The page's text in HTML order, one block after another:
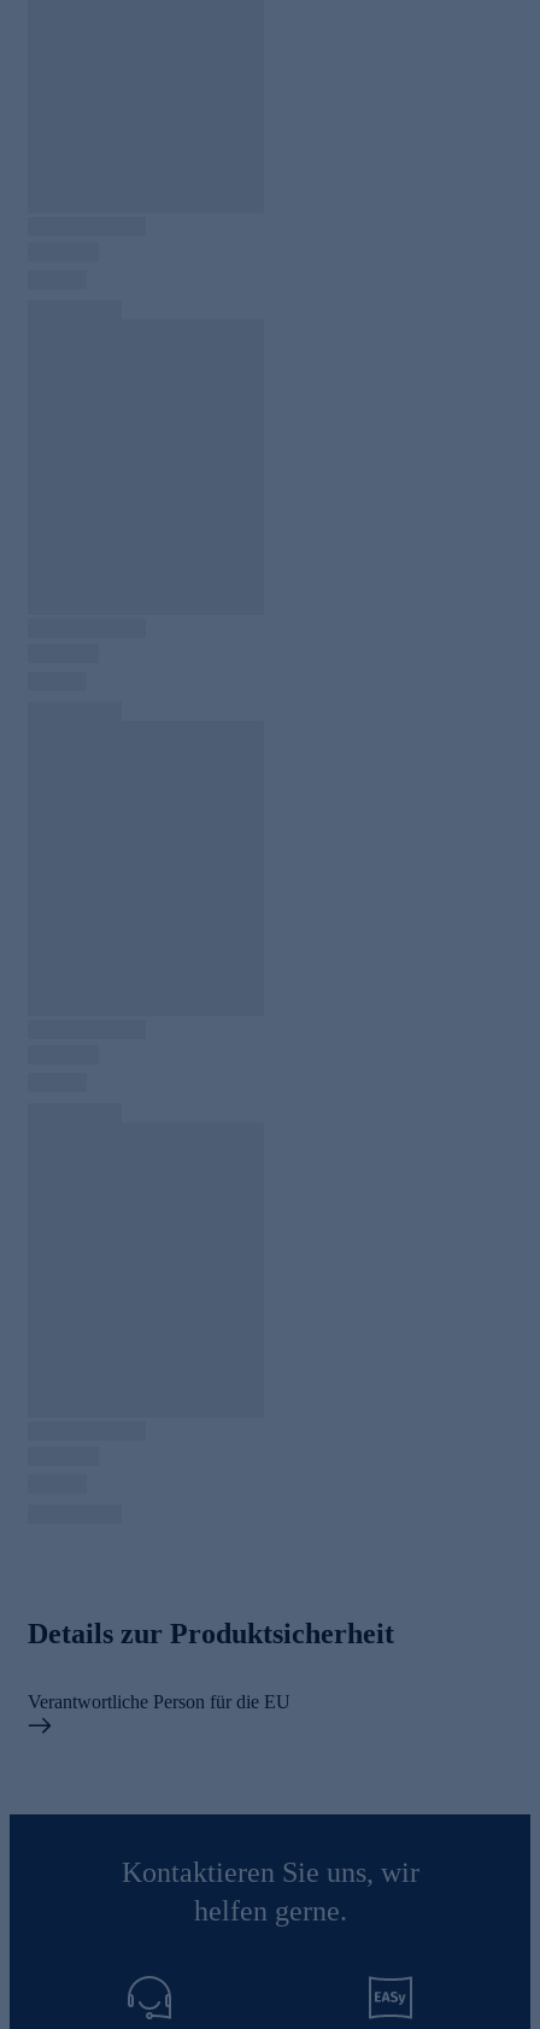
Details zur Produktsicherheit
Verantwortliche Person für die EU
Kontaktieren Sie uns, wir
helfen gerne.